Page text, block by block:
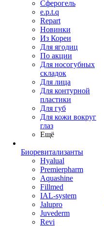
Сферогель
e.p.t.q
Repart
Новинки
Из Кореи
Для ягодиц
По акции
Для носогубных
складок
Для лица
Для контурной
пластики
Для губ
Для кожи вокруг
глаз
Ещё
Биоревитализанты
Hyalual
Premierpharm
Aquashine
Fillmed
IAL-system
Jalupro
Juvederm
Revi